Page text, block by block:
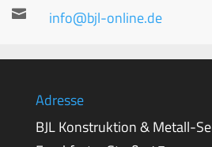
 info@bjl-online.de
Adresse
BJL Konstruktion & Metall-